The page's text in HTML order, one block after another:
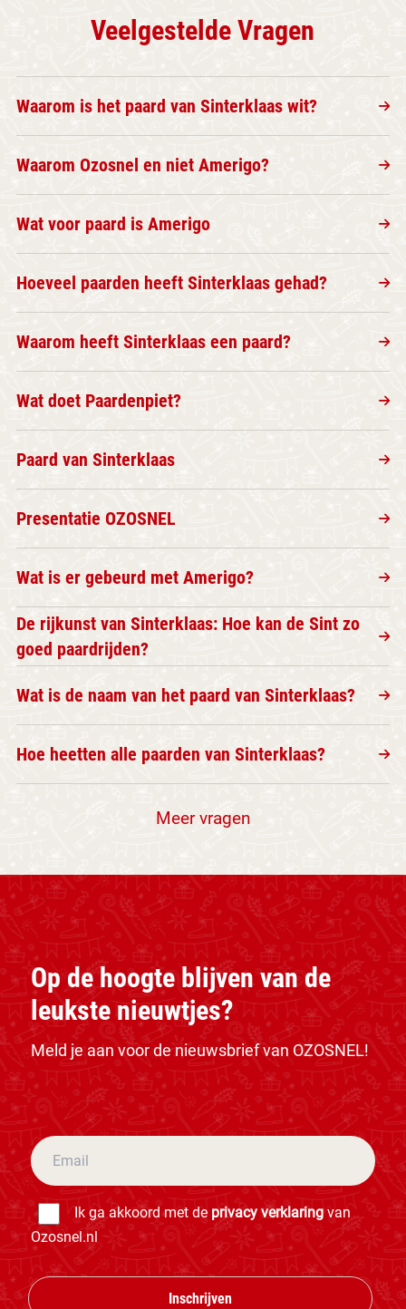
Veelgestelde Vragen
Waarom is het paard van Sinterklaas wit?
Waarom Ozosnel en niet Amerigo?
Wat voor paard is Amerigo
Hoeveel paarden heeft Sinterklaas gehad?
Waarom heeft Sinterklaas een paard?
Wat doet Paardenpiet?
Paard van Sinterklaas
Presentatie OZOSNEL
Wat is er gebeurd met Amerigo?
De rijkunst van Sinterklaas: Hoe kan de Sint zo
goed paardrijden?
Wat is de naam van het paard van Sinterklaas?
Hoe heetten alle paarden van Sinterklaas?
Meer vragen
Op de hoogte blijven van de
leukste nieuwtjes?
Meld je aan voor de nieuwsbrief van OZOSNEL!
Ik ga akkoord met de privacy verklaringvan
Ozosnel.nl
Inschrijven